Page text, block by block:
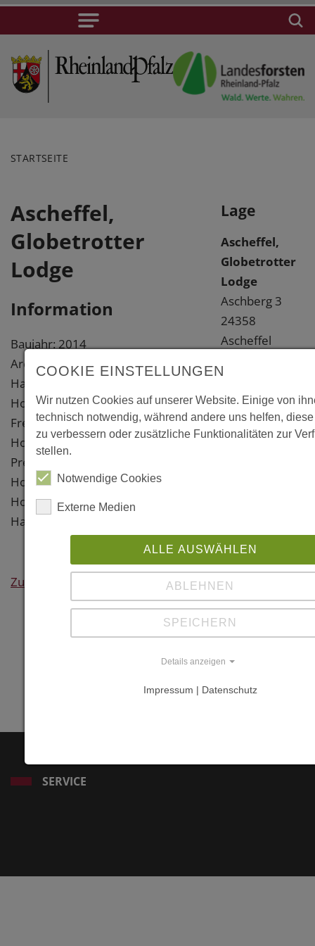
STARTSEITE
Ascheffel,
Globetrotter
Lodge
Information
Baujahr: 2014
Architekt: Prof. Moths Architekten,
Hamburg
Holzbau: Querdenker GmbH,
Freiburg; Holzbau Gehrmann,
Hoisdorf
Preise:
Holzbaupreis 2015, Bauen mit
Holz in Schleswig-Holstein und
Hamburg, Engere Wahl
Zurück
Lage
Ascheffel,
Globetrotter
Lodge
Aschberg 3
24358
Ascheffel
Eckernförde
Weitere
www.gs-
statik.de
SERVICE
COOKIE EINSTELLUNGEN
Wir nutzen Cookies auf unserer Website. Einige von
technisch notwendig, während andere uns helfen,
zu verbessern oder zusätzliche Funktionalitäten zur
stellen.
Notwendige Cookies
Externe Medien
ALLE AUSWÄHLEN
ABLEHNEN
SPEICHERN
Details anzeigen
Impressum | Datenschutz